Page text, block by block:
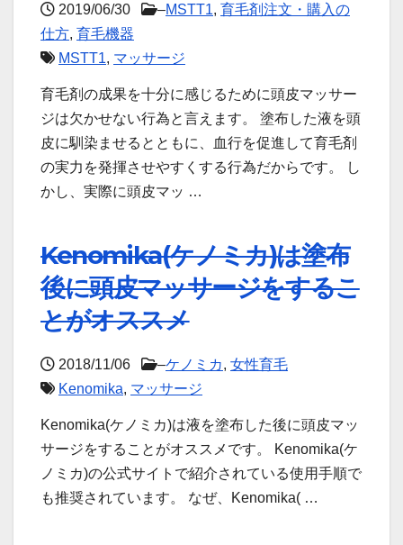
2019/06/30 –MSTT1, 育毛剤注文・購入の
仕方, 育毛機器
MSTT1, マッサージ
育毛剤の成果を十分に感じるために頭皮マッサー
ジは欠かせない行為と言えます。 塗布した液を頭
皮に馴染ませるとともに、血行を促進して育毛剤
の実力を発揮させやすくする行為だからです。 し
かし、実際に頭皮マッ …
Kenomika(ケノミカ)は塗布
後に頭皮マッサージをするこ
とがオススメ
2018/11/06 –ケノミカ, 女性育毛
Kenomika, マッサージ
Kenomika(ケノミカ)は液を塗布した後に頭皮マッ
サージをすることがオススメです。 Kenomika(ケ
ノミカ)の公式サイトで紹介されている使用手順で
も推奨されています。 なぜ、Kenomika( …